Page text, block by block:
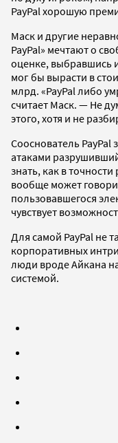
PayPal хорошую
Маск и другие
PayPal» мечтают о
оценке, выбравшись
мог бы вырасти в
млрд. «PayPal либо
считает Маск. — Не
этого, хотя и не
Сооснователь PayPal
атаками
знать, как в
вообще может
пользовавшегося
чувствует
Для самой PayPal не
корпоративных
люди вроде Айкана
системой.